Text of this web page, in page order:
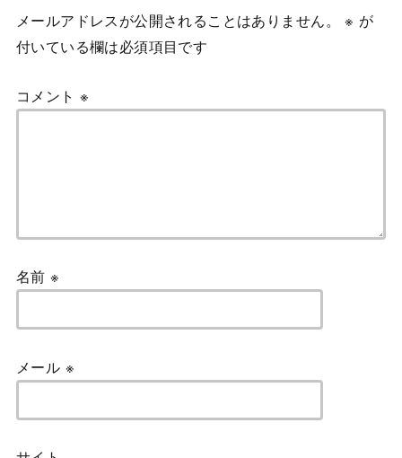
メールアドレスが公開されることはありません。 ※ が
付いている欄は必須項目です
コメント ※
名前※
メール ※